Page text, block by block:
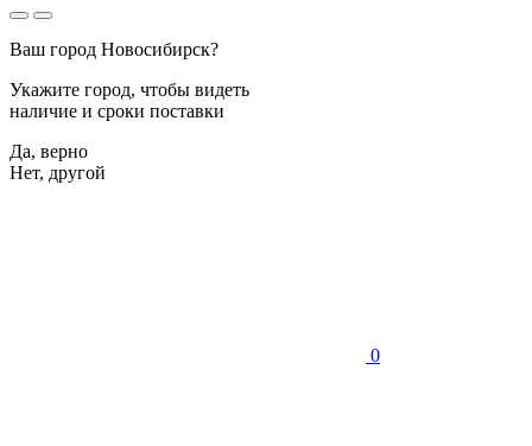
Ваш город Новосибирск?
Укажите город, чтобы видеть
наличие и сроки поставки
Да, верно
Нет, другой
0